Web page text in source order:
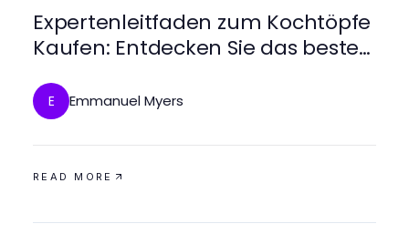
Expertenleitfaden zum Kochtöpfe
Kaufen: Entdecken Sie das beste
E Emmanuel Myers
READ MORE